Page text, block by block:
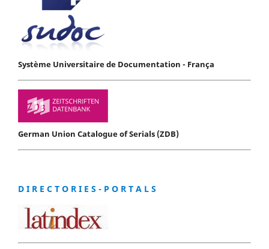
Système Universitaire de Documentation - França
German Union Catalogue of Serials (ZDB)
D I R E C T O R I E S - P O R T A L S